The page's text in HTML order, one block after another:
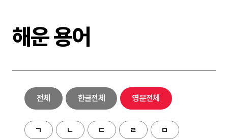
해운 용어
전체 한글전체 영문전체
ㄱ ㄴ ㄷ ㄹ ㅁ